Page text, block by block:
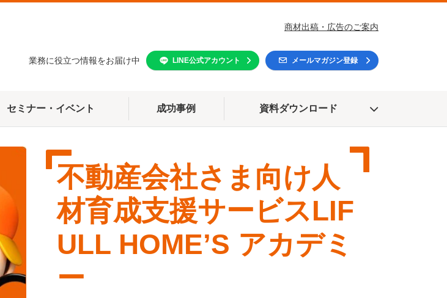
商材出稿・広告のご案内
業務に役立つ情報をお届け中 LINE公式アカウント メールマガジン登録
セミナー・イベント 成功事例 資料ダウンロード
不動産会社さま向け人
材育成支援サービスLIF
ULL HOME’S アカデミ
ー